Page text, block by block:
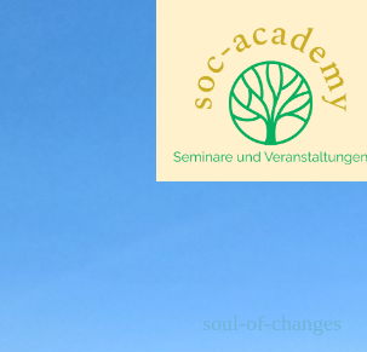
soul-of-changes